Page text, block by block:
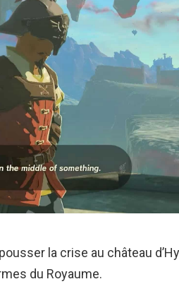
la crise au château
du Royaume.